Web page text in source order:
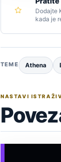
Dodajte
kada je
TEME Athena
NASTAVI